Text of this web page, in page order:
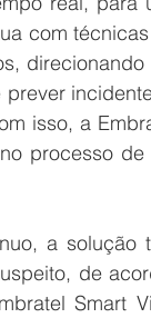
com
isso, a
processo
a solução
de
Smart